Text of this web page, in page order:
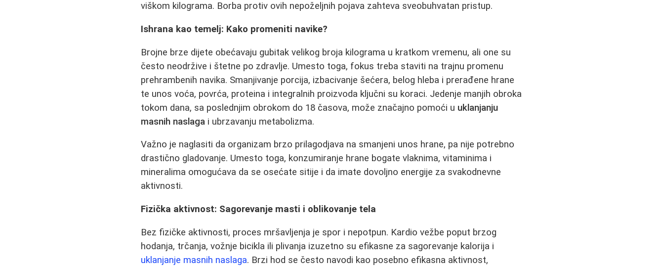
viškom kilograma. Borba protiv ovih nepoželjnih pojava zahteva sveobuhvatan pristup.
Ishrana kao temelj: Kako promeniti navike?
Brojne brze dijete obećavaju gubitak velikog broja kilograma u kratkom vremenu, ali one su
često neodržive i štetne po zdravlje. Umesto toga, fokus treba staviti na trajnu promenu
prehrambenih navika. Smanjivanje porcija, izbacivanje šećera, belog hleba i prerađene hrane
te unos voća, povrća, proteina i integralnih proizvoda ključni su koraci. Jedenje manjih obroka
tokom dana, sa poslednjim obrokom do 18 časova, može značajno pomoći u uklanjanju
masnih naslaga i ubrzavanju metabolizma.
Važno je naglasiti da organizam brzo prilagodjava na smanjeni unos hrane, pa nije potrebno
drastično gladovanje. Umesto toga, konzumiranje hrane bogate vlaknima, vitaminima i
mineralima omogućava da se osećate sitije i da imate dovoljno energije za svakodnevne
aktivnosti.
Fizička aktivnost: Sagorevanje masti i oblikovanje tela
Bez fizičke aktivnosti, proces mršavljenja je spor i nepotpun. Kardio vežbe poput brzog
hodanja, trčanja, vožnje bicikla ili plivanja izuzetno su efikasne za sagorevanje kalorija i
uklanjanje masnih naslaga. Brzi hod se često navodi kao posebno efikasna aktivnost,